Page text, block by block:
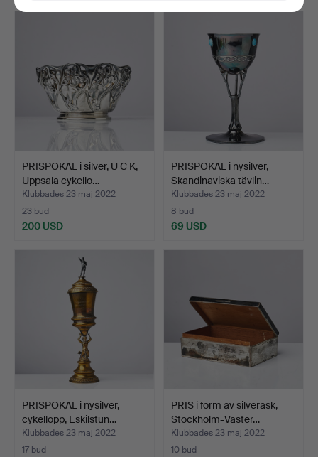
PRISPOKAL i silver, U C K,
Uppsala cykello…
Klubbades 23 maj 2022
23 bud
200 USD
PRISPOKAL i nysilver,
Skandinaviska tävlin…
Klubbades 23 maj 2022
8 bud
69 USD
PRISPOKAL i nysilver,
cykellopp, Eskilstun…
Klubbades 23 maj 2022
17 bud
PRIS i form av silverask,
Stockholm-Väster…
Klubbades 23 maj 2022
10 bud